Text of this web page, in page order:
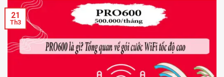
21
Th3